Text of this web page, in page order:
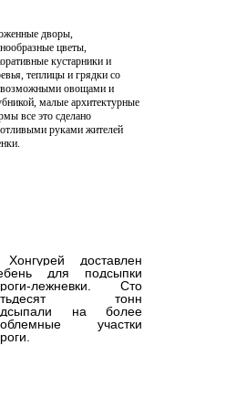
дворы,
цветы,
кустарники и
теплицы и грядки со
овощами и
малые архитектурные
все это сделано
руками жителей
доставлен
для подсыпки
лежневки. Сто
тонн
на более
участки